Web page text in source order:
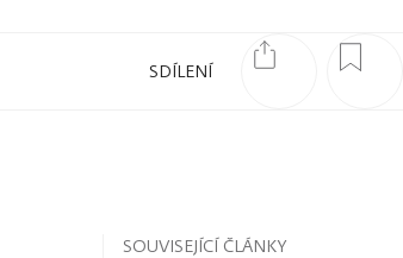
SDÍLENÍ
SOUVISEJÍCÍ ČLÁNKY